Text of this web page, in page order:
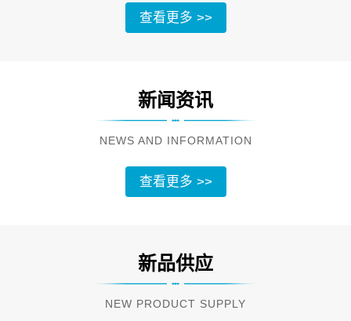
查看更多 >>
新闻资讯
NEWS AND INFORMATION
查看更多 >>
新品供应
NEW PRODUCT SUPPLY